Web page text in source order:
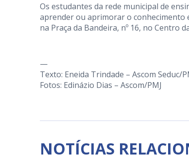
Os estudantes da rede municipal de
aprender ou aprimorar o conhecimento
na Praça da Bandeira, nº 16, no Centro
—
Texto: Eneida Trindade – Ascom Seduc/
Fotos: Edinázio Dias – Ascom/PMJ
NOTÍCIAS